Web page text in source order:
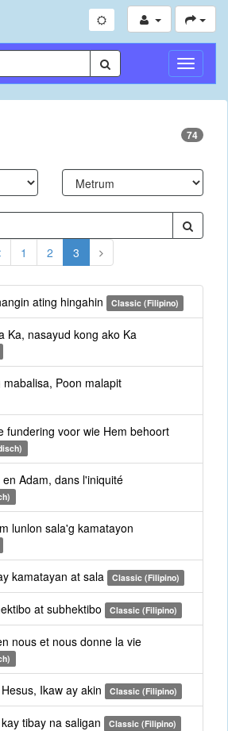
74
1 2 3
ating hingahin Classic (Filipino)
Ka, nasayud kong ako Ka
Poon malapit
fundering voor wie Hem behoort
Adam, dans l'iniquité
lunlon sala'g kamatayon
kamatayan at sala Classic (Filipino)
at subhektibo Classic (Filipino)
nous et nous donne la vie
Ikaw ay akin Classic (Filipino)
tibay na saligan Classic (Filipino)